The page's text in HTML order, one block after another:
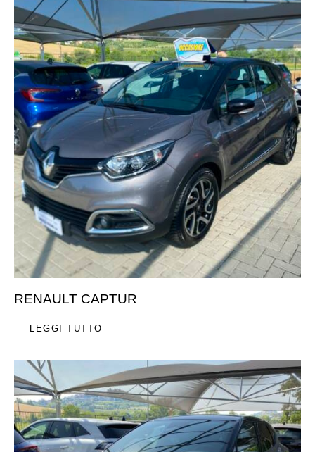
RENAULT CAPTUR
LEGGI TUTTO